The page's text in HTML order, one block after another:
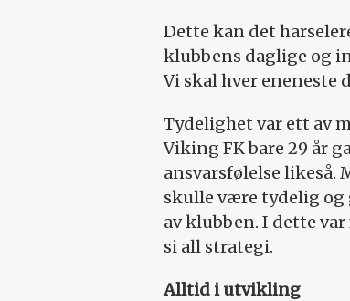
Dette kan det
klubbens daglige og
Vi skal hver eneneste
Tydelighet var ett av
Viking FK bare 29 år
ansvarsfølelse
skulle være tydelig
av klubben. I dette
si all strategi.
Alltid i utvikling